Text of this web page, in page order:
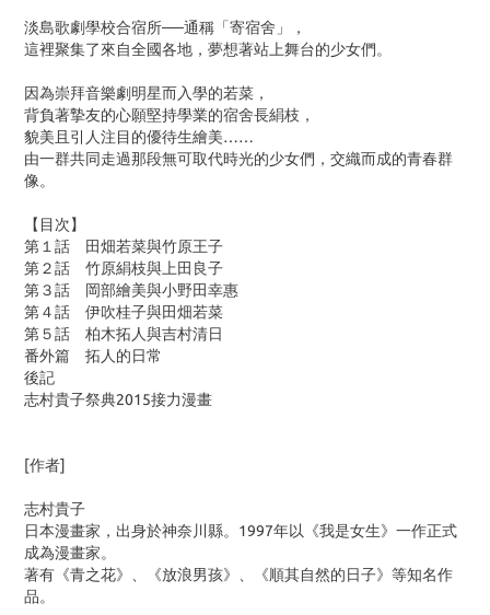
淡島歌劇學校合宿所──通稱「寄宿舍」，
這裡聚集了來自全國各地，夢想著站上舞台的少女們。
因為崇拜音樂劇明星而入學的若菜，
背負著摯友的心願堅持學業的宿舍長絹枝，
貌美且引人注目的優待生繪美……
由一群共同走過那段無可取代時光的少女們，交織而成的青春群
像。
【目次】
第１話 田畑若菜與竹原王子
第２話 竹原絹枝與上田良子
第３話 岡部繪美與小野田幸惠
第４話 伊吹桂子與田畑若菜
第５話 柏木拓人與吉村清日
番外篇 拓人的日常
後記
志村貴子祭典2015接力漫畫
[作者]
志村貴子
日本漫畫家，出身於神奈川縣。1997年以《我是女生》一作正式
成為漫畫家。
著有《青之花》、《放浪男孩》、《順其自然的日子》等知名作
品。